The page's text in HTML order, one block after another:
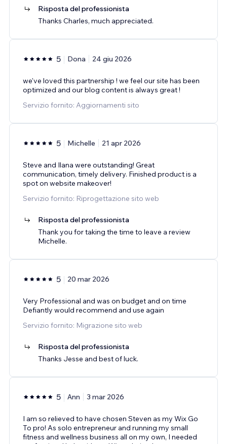
Risposta del professionista
Thanks Charles, much appreciated.
5 Dona 24 giu 2026
we've loved this partnership ! we feel our site has been
optimized and our blog content is always great !
Servizio fornito: Aggiornamenti sito
5 Michelle 21 apr 2026
Steve and Ilana were outstanding! Great
communication, timely delivery. Finished product is a
spot on website makeover!
Servizio fornito: Riprogettazione sito web
Risposta del professionista
Thank you for taking the time to leave a review
Michelle.
5 20 mar 2026
Very Professional and was on budget and on time
Defiantly would recommend and use again
Servizio fornito: Migrazione sito web
Risposta del professionista
Thanks Jesse and best of luck.
5 Ann 3 mar 2026
I am so relieved to have chosen Steven as my Wix Go
To pro! As solo entrepreneur and running my small
fitness and wellness business all on my own, I needed